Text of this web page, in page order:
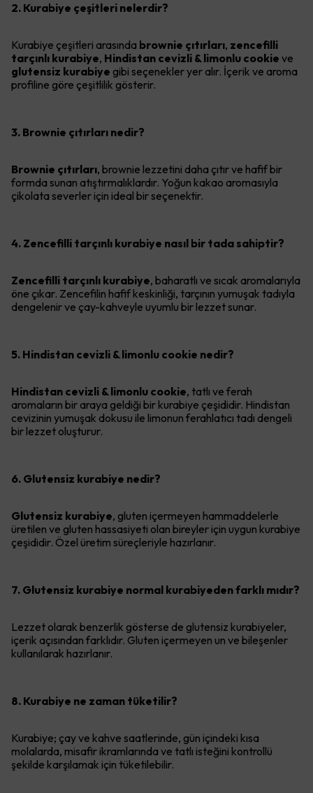
2. Kurabiye çeşitleri nelerdir?
Kurabiye çeşitleri arasında brownie çıtırları, zencefilli
tarçınlı kurabiye, Hindistan cevizli & limonlu cookie ve
glutensiz kurabiye gibi seçenekler yer alır. İçerik ve aroma
profiline göre çeşitlilik gösterir.
3. Brownie çıtırları nedir?
Brownie çıtırları, brownie lezzetini daha çıtır ve hafif bir
formda sunan atıştırmalıklardır. Yoğun kakao aromasıyla
çikolata severler için ideal bir seçenektir.
4. Zencefilli tarçınlı kurabiye nasıl bir tada sahiptir?
Zencefilli tarçınlı kurabiye, baharatlı ve sıcak aromalarıyla
öne çıkar. Zencefilin hafif keskinliği, tarçının yumuşak tadıyla
dengelenir ve çay-kahveyle uyumlu bir lezzet sunar.
5. Hindistan cevizli & limonlu cookie nedir?
Hindistan cevizli & limonlu cookie, tatlı ve ferah
aromaların bir araya geldiği bir kurabiye çeşididir. Hindistan
cevizinin yumuşak dokusu ile limonun ferahlatıcı tadı dengeli
bir lezzet oluşturur.
6. Glutensiz kurabiye nedir?
Glutensiz kurabiye, gluten içermeyen hammaddelerle
üretilen ve gluten hassasiyeti olan bireyler için uygun kurabiye
çeşididir. Özel üretim süreçleriyle hazırlanır.
7. Glutensiz kurabiye normal kurabiyeden farklı mıdır?
Lezzet olarak benzerlik gösterse de glutensiz kurabiyeler,
içerik açısından farklıdır. Gluten içermeyen un ve bileşenler
kullanılarak hazırlanır.
8. Kurabiye ne zaman tüketilir?
Kurabiye; çay ve kahve saatlerinde, gün içindeki kısa
molalarda, misafir ikramlarında ve tatlı isteğini kontrollü
şekilde karşılamak için tüketilebilir.